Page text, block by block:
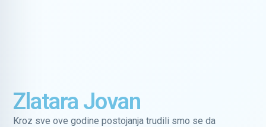
Zlatara Jovan
Kroz sve ove godine postojanja trudili smo se da